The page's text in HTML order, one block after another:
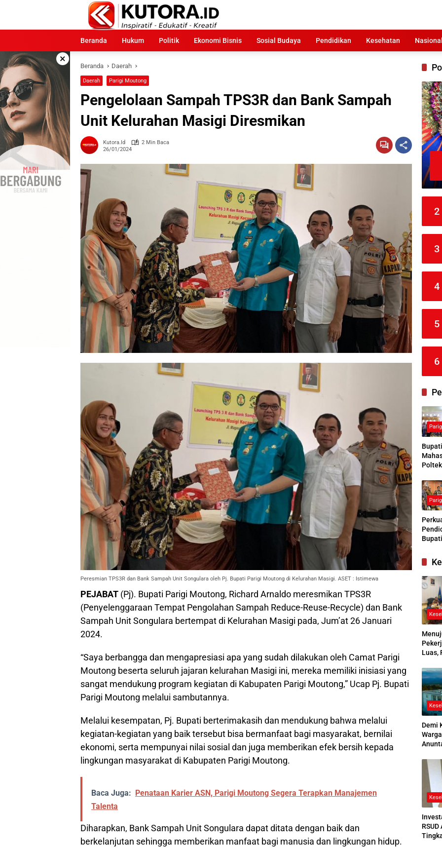
Beranda
Hukum Politik Ekonomi Bisnis Sosial Budaya Pendidikan Kesehatan Nasional
×
Beranda Daerah
Daerah Parigi Moutong
Pengelolaan Sampah TPS3R dan Bank Sampah
Unit Kelurahan Masigi Diresmikan
Kutora.id
2 Min Baca
26/01/2024
Peresmian TPS3R dan Bank Sampah Unit Songulara oleh Pj. Bupati Parigi Moutong di Kelurahan Masigi. ASET : Istimewa
PEJABAT (Pj). Bupati Parigi Moutong, Richard Arnaldo meresmikan TPS3R
(Penyelenggaraan Tempat Pengolahan Sampah Reduce-Reuse-Recycle) dan Bank
Sampah Unit Songulara bertempat di Kelurahan Masigi pada, Jum’at 26 Januari
2024.
“Saya berbangga dan mengapresiasi apa yang sudah dilakukan oleh Camat Parigi
Moutong beserta seluruh jajaran kelurahan Masigi ini, mereka memiliki inisiasi yang
sangat mendukung program kegiatan di Kabupaten Parigi Moutong,” Ucap Pj. Bupati
Parigi Moutong melalui sambutannya.
Melalui kesempatan, Pj. Bupati berterimakasih dan mendukung bahwa melalui
kegiatan-kegiatan yang baik tersebut bisa bermanfaat bagi masyarakat, bernilai
ekonomi, serta mempunyai nilai sosial dan juga memberikan efek bersih kepada
lingkungan masyarakat di Kabupaten Parigi Moutong.
Baca Juga: Penataan Karier ASN, Parigi Moutong Segera Terapkan Manajemen
Talenta
Diharapkan, Bank Sampah Unit Songulara dapat ditata dengan baik dan
berkelanjutan sehingga memberikan manfaat bagi manusia dan lingkungan hidup.
2
3
4
5
6
Sosial
Luas,
2026
Demi